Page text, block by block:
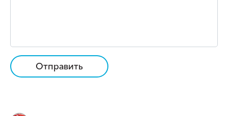
Отправить